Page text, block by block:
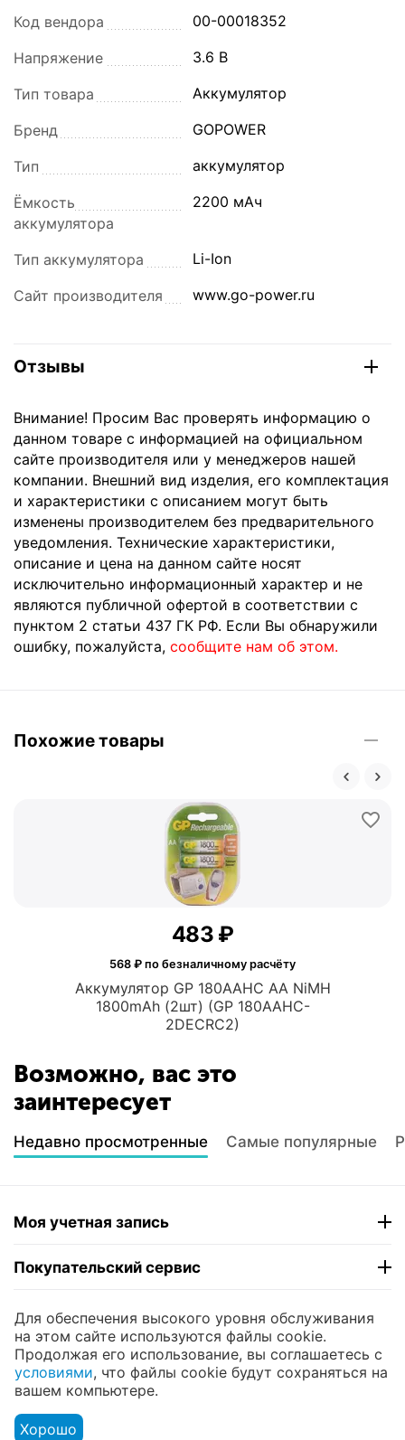
Код вендора 00-00018352
Напряжение 3.6 В
Тип товара Аккумулятор
Бренд GOPOWER
Тип аккумулятор
Ёмкость
аккумулятора
2200 мАч
Тип аккумулятора Li-Ion
Сайт производителя www.go-power.ru
Отзывы
Внимание! Просим Вас проверять информацию о
данном товаре с информацией на официальном
сайте производителя или у менеджеров нашей
компании. Внешний вид изделия, его комплектация
и характеристики с описанием могут быть
изменены производителем без предварительного
уведомления. Технические характеристики,
описание и цена на данном сайте носят
исключительно информационный характер и не
являются публичной офертой в соответствии с
пунктом 2 статьи 437 ГК РФ. Если Вы обнаружили
ошибку, пожалуйста, сообщите нам об этом.
Похожие товары
Аккумулятор GP 180AAHC AA NiMH
1800mAh (2шт) (GP 180AAHC-
2DECRC2)
‍483‍ ₽
568 ₽ по безналичному расчёту
Возможно, вас это
заинтересует
Недавно просмотренные Самые популярные
Моя учетная запись
Покупательский сервис
Контакты
© 2004 - 2026 ЮНИКОМП. На базе CS-Cartи
премиум темы —© AB: UniTheme2
Для обеспечения высокого уровня обслуживания
на этом сайте используются файлы cookie.
Продолжая его использование, вы соглашаетесь с
условиями, что файлы cookie будут сохраняться на
вашем компьютере.
Хорошо